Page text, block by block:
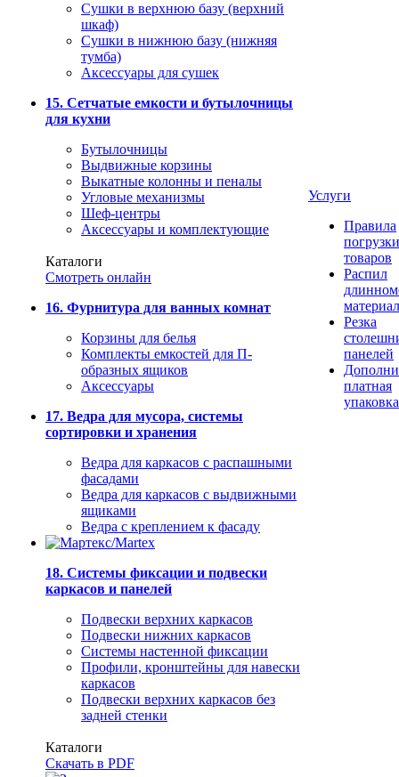
Сушки в верхнюю базу (верхний
шкаф)
Сушки в нижнюю базу (нижняя
тумба)
Аксессуары для сушек
15. Сетчатые емкости и бутылочницы
для кухни
Бутылочницы
Выдвижные корзины
Выкатные колонны и пеналы
Угловые механизмы
Шеф-центры
Аксессуары и комплектующие
Каталоги
Смотреть онлайн
16. Фурнитура для ванных комнат
Корзины для белья
Комплекты емкостей для П-
образных ящиков
Аксессуары
17. Ведра для мусора, системы
сортировки и хранения
Ведра для каркасов с распашными
фасадами
Ведра для каркасов с выдвижными
ящиками
Ведра с креплением к фасаду
18. Системы фиксации и подвески
каркасов и панелей
Подвески верхних каркасов
Подвески нижних каркасов
Системы настенной фиксации
Профили, кронштейны для навески
каркасов
Подвески верхних каркасов без
задней стенки
Каталоги
Скачать в PDF
Услуги
Правила
погрузки
товаров
Распил
Резка
панелей
платная
упаковка